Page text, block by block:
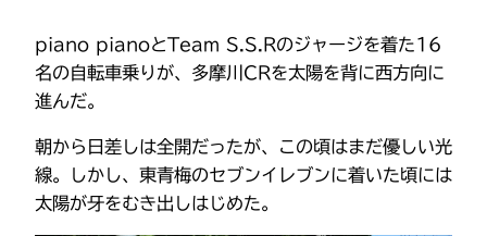
piano pianoとTeam S.S.Rのジャージを着た16
名の自転車乗りが、多摩川CRを太陽を背に西方向に
進んだ。
朝から日差しは全開だったが、この頃はまだ優しい光
線。しかし、東青梅のセブンイレブンに着いた頃には
太陽が牙をむき出しはじめた。